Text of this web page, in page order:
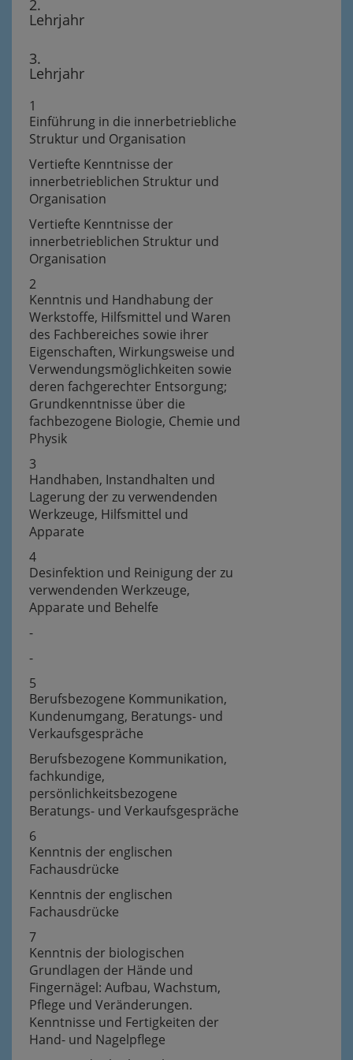
2.
Lehrjahr
3.
Lehrjahr
1
Einführung in die innerbetriebliche
Struktur und Organisation
Vertiefte Kenntnisse der
innerbetrieblichen Struktur und
Organisation
Vertiefte Kenntnisse der
innerbetrieblichen Struktur und
Organisation
2
Kenntnis und Handhabung der
Werkstoffe, Hilfsmittel und Waren
des Fachbereiches sowie ihrer
Eigenschaften, Wirkungsweise und
Verwendungsmöglichkeiten sowie
deren fachgerechter Entsorgung;
Grundkenntnisse über die
fachbezogene Biologie, Chemie und
Physik
3
Handhaben, Instandhalten und
Lagerung der zu verwendenden
Werkzeuge, Hilfsmittel und
Apparate
4
Desinfektion und Reinigung der zu
verwendenden Werkzeuge,
Apparate und Behelfe
-
-
5
Berufsbezogene Kommunikation,
Kundenumgang, Beratungs- und
Verkaufsgespräche
Berufsbezogene Kommunikation,
fachkundige,
persönlichkeitsbezogene
Beratungs- und Verkaufsgespräche
6
Kenntnis der englischen
Fachausdrücke
Kenntnis der englischen
Fachausdrücke
7
Kenntnis der biologischen
Grundlagen der Hände und
Fingernägel: Aufbau, Wachstum,
Pflege und Veränderungen.
Kenntnisse und Fertigkeiten der
Hand- und Nagelpflege